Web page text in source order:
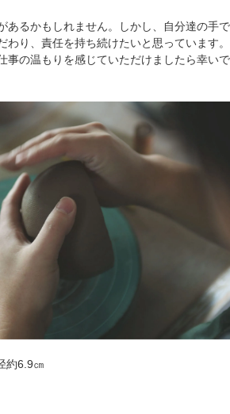
あるかもしれません。しかし、自分達の手で
わり、責任を持ち続けたいと思っています。
事の温もりを感じていただけましたら幸いで
約6.9㎝